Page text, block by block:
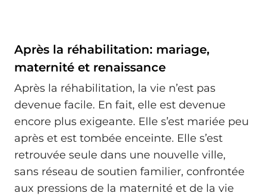
Après la réhabilitation: mariage,
maternité et renaissance
Après la réhabilitation, la vie n’est pas
devenue facile. En fait, elle est devenue
encore plus exigeante. Elle s’est mariée peu
après et est tombée enceinte. Elle s’est
retrouvée seule dans une nouvelle ville,
sans réseau de soutien familier, confrontée
aux pressions de la maternité et de la vie